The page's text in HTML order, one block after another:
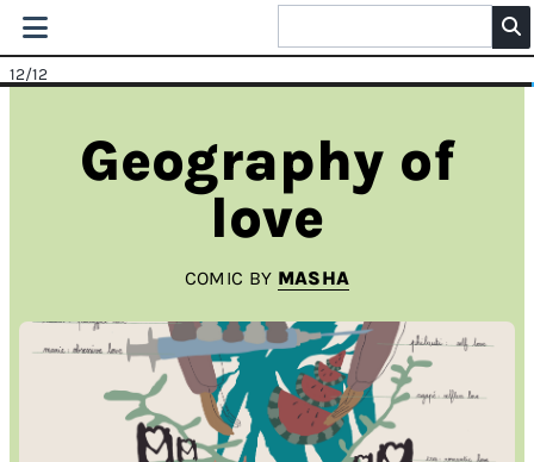
12/12
Geography of
love
COMIC BY MASHA